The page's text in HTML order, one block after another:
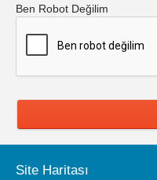
Ben Robot Değilim
Site Haritası